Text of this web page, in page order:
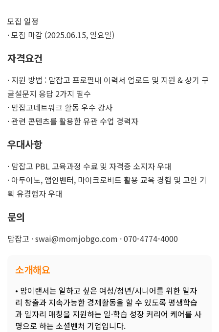
모집 일정
· 모집 마감 (2025.06.15, 일요일)
자격요건
· 지원 방법 : 맘잡고 프로필내 이력서 업로드 및 지원 & 상기 구
글설문지 응답 2가지 필수
· 맘잡고네트워크 활동 우수 강사
· 관련 콘텐츠를 활용한 유관 수업 경력자
우대사항
· 맘잡고 PBL 교육과정 수료 및 자격증 소지자 우대
· 아두이노, 앱인벤터, 마이크로비트 활용 교육 경험 및 교안 기
획 유경험자 우대
문의
맘잡고 · swai@momjobgo.com · 070-4774-4000
소개해요
• 맘이랜서는 일하고 싶은 여성/청년/시니어를 위한 일자
리 창출과 지속가능한 경제활동을 할 수 있도록 평생학습
과 일자리 매칭을 지원하는 일·학습 성장 커리어 케어를 사
명으로 하는 소셜벤처 기업입니다.